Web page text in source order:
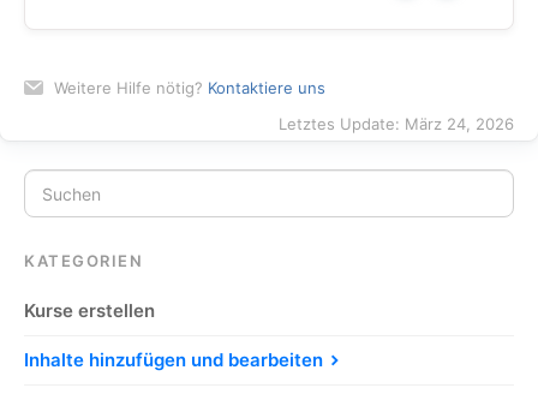
Weitere Hilfe nötig? Kontaktiere uns
Letztes Update: März 24, 2026
KATEGORIEN
Kurse erstellen
Inhalte hinzufügen und bearbeiten